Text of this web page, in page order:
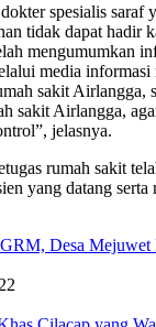
spesialis saraf
tidak dapat hadir
mengumumkan
media informasi
sakit Airlangga,
sakit Airlangga,
jelasnya.
rumah sakit
yang datang
Desa Mejuwet